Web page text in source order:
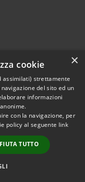
• Comune di Santa
Ligure •
Powered by
•
Accesso
Area Riservata
×
cookie
assimilati) strettamente
del sito ed un
informazioni
con la navigazione, per
policy al seguente link
TUTTO